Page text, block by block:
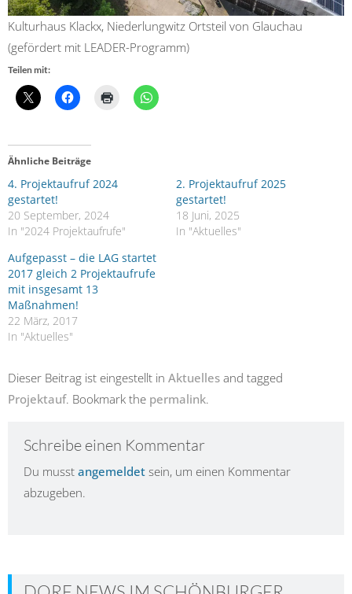
Kulturhaus Klackx, Niederlungwitz Ortsteil von Glauchau
(gefördert mit LEADER-Programm)
Teilen mit:
Ähnliche Beiträge
4. Projektaufruf 2024
gestartet!
20 September, 2024
In "2024 Projektaufrufe"
2. Projektaufruf 2025
gestartet!
18 Juni, 2025
In "Aktuelles"
Aufgepasst – die LAG startet
2017 gleich 2 Projektaufrufe
mit insgesamt 13
Maßnahmen!
22 März, 2017
In "Aktuelles"
Dieser Beitrag ist eingestellt in Aktuelles and tagged
Projektauf. Bookmark the permalink.
Schreibe einen Kommentar
Du musst angemeldet sein, um einen Kommentar
abzugeben.